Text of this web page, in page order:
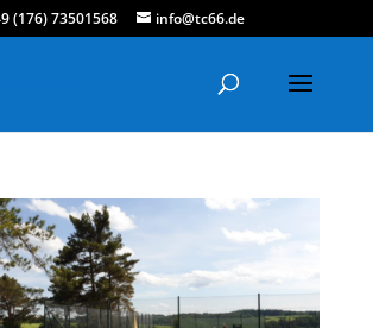
(176) 73501568 info@tc66.de